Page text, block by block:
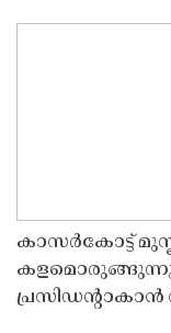
കാസർകോട്ട്
കളമൊരുങ്ങുന്നു;